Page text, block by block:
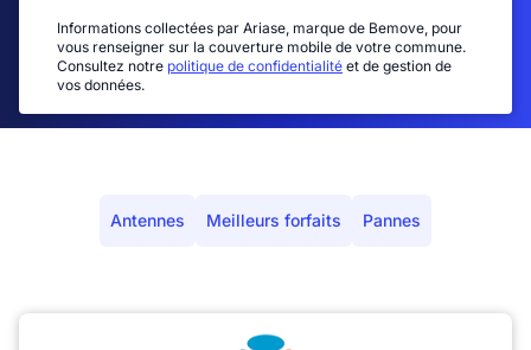
Informations collectées par Ariase, marque de Bemove, pour
vous renseigner sur la couverture mobile de votre commune.
Consultez notre politique de confidentialité et de gestion de
vos données.
Antennes Meilleurs forfaits Pannes